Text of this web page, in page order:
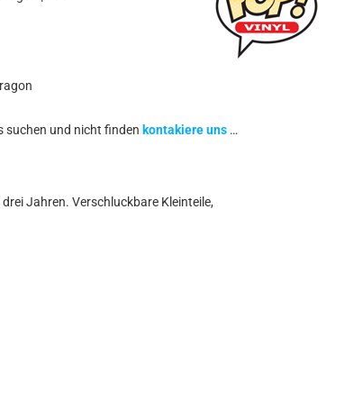
suchen und nicht finden kontakiere uns …
Jahren. Verschluckbare Kleinteile,